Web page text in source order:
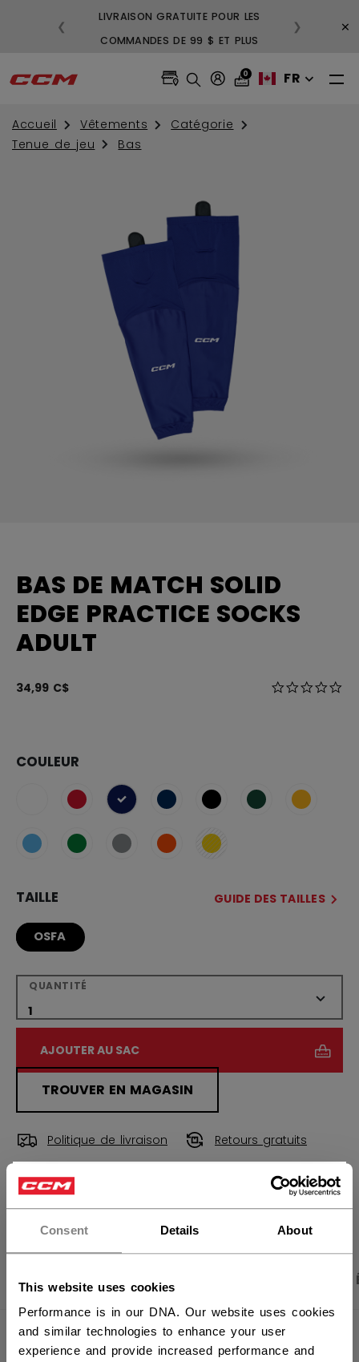
Consent Details About
This website uses cookies
Performance is in our DNA. Our website uses cookies
and similar technologies to enhance your user
experience and provide increased performance and
Vous souhaitez expédier des
produits aux États-Unis ?
LIVRAISON GRATUITE POUR LES
COMMANDES DE 99 $ ET PLUS
❮ ❯ ×
0 FR
Accueil Vêtements
Catégorie
Tenue de jeu
Bas
BAS DE MATCH SOLID
EDGE PRACTICE SOCKS
ADULT
34,99 C$ 5 sur 5
COULEUR
sélectionné
TAILLE GUIDE DES TAILLES
OSFA
QUANTITÉ
AJOUTER AU SAC
TROUVER EN MAGASIN
Politique de livraison Retours gratuits
PHOTOS DU PRODUIT
CARACTÉRISTIQUES